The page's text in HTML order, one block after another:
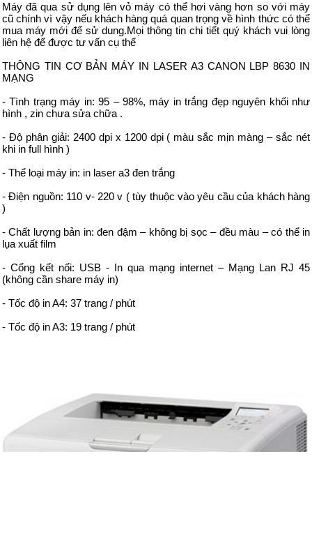
Máy đã qua sử dụng lên vỏ máy có thể hơi vàng hơn so với máy
cũ chính vì vậy nếu khách hàng quá quan trọng về hình thức có thể
mua máy mới để sử dung.Mọi thông tin chi tiết quý khách vui lòng
liên hệ để được tư vấn cụ thể
THÔNG TIN CƠ BẢN MÁY IN LASER A3 CANON LBP 8630 IN
MẠNG
- Tình trạng máy in: 95 – 98%, máy in trắng đẹp nguyên khối như
hình , zin chưa sửa chữa .
- Độ phân giải: 2400 dpi x 1200 dpi ( màu sắc mịn màng – sắc nét
khi in full hình )
- Thể loại máy in: in laser a3 đen trắng
- Điện nguồn: 110 v- 220 v ( tùy thuộc vào yêu cầu của khách hàng
)
- Chất lượng bản in: đen đậm – không bị sọc – đều màu – có thể in
lụa xuất film
- Cổng kết nối: USB - In qua mạng internet – Mạng Lan RJ 45
(không cần share máy in)
- Tốc độ in A4: 37 trang / phút
- Tốc độ in A3: 19 trang / phút